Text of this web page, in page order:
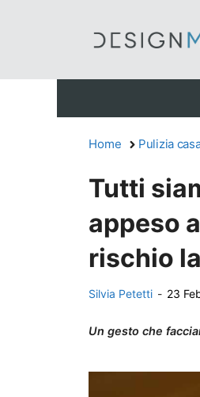
Home Pulizia
Tutti
appeso
rischio
Silvia Petetti - 23
Un gesto che